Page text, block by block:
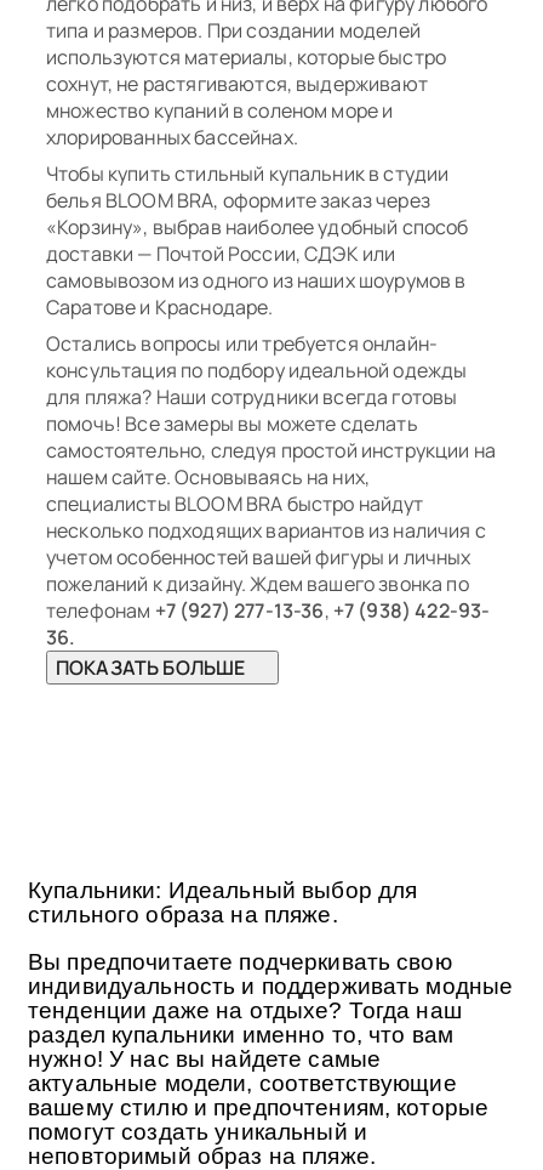
типа и размеров. При создании моделей
используются материалы, которые быстро
сохнут, не растягиваются, выдерживают
множество купаний в соленом море и
хлорированных бассейнах.
Чтобы купить стильный купальник в студии
белья BLOOM BRA, оформите заказ через
«Корзину», выбрав наиболее удобный способ
доставки — Почтой России, СДЭК или
самовывозом из одного из наших шоурумов в
Саратове и Краснодаре.
Остались вопросы или требуется онлайн-
консультация по подбору идеальной одежды
для пляжа? Наши сотрудники всегда готовы
помочь! Все замеры вы можете сделать
самостоятельно, следуя простой инструкции на
нашем сайте. Основываясь на них,
специалисты BLOOM BRA быстро найдут
несколько подходящих вариантов из наличия с
учетом особенностей вашей фигуры и личных
пожеланий к дизайну. Ждем вашего звонка по
телефонам +7 (927) 277-13-36, +7 (938) 422-93-
36.
ПОКАЗАТЬ БОЛЬШЕ
Купальники: Идеальный выбор для
стильного образа на пляже.
Вы предпочитаете подчеркивать свою
индивидуальность и поддерживать модные
тенденции даже на отдыхе? Тогда наш
раздел купальники именно то, что вам
нужно! У нас вы найдете самые
актуальные модели, соответствующие
вашему стилю и предпочтениям, которые
помогут создать уникальный и
неповторимый образ на пляже.